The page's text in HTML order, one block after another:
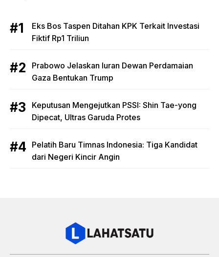
Eks Bos Taspen Ditahan KPK Terkait Investasi
Fiktif Rp1 Triliun
Prabowo Jelaskan Iuran Dewan Perdamaian
Gaza Bentukan Trump
Keputusan Mengejutkan PSSI: Shin Tae-yong
Dipecat, Ultras Garuda Protes
Pelatih Baru Timnas Indonesia: Tiga Kandidat
dari Negeri Kincir Angin